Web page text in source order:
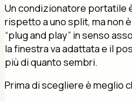
Un condizionatore portatile
rispetto a uno split, ma non
“plug and play” in senso
la finestra va adattata e il
più di quanto sembri.
Prima di scegliere è meglio